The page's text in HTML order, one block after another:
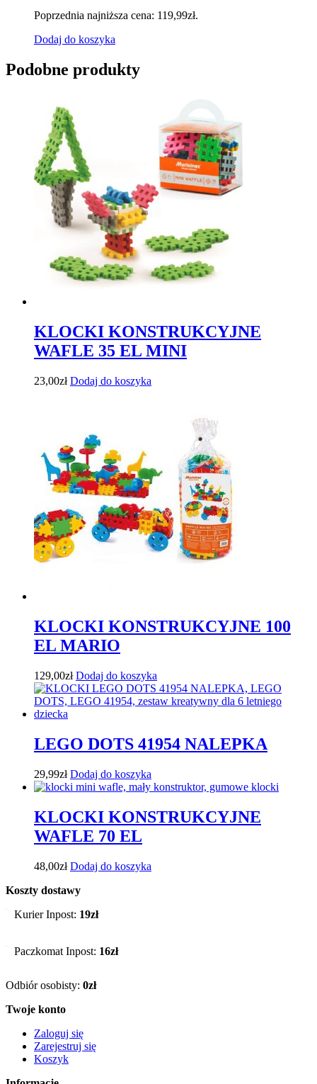
Poprzednia najniższa cena: 119,99zł.
Dodaj do koszyka
Podobne produkty
KLOCKI KONSTRUKCYJNE
WAFLE 35 EL MINI
23,00zł Dodaj do koszyka
KLOCKI KONSTRUKCYJNE 100
EL MARIO
129,00zł Dodaj do koszyka
LEGO DOTS 41954 NALEPKA
29,99zł Dodaj do koszyka
KLOCKI KONSTRUKCYJNE
WAFLE 70 EL
48,00zł Dodaj do koszyka
Koszty dostawy
Kurier Inpost: 19zł
Paczkomat Inpost: 16zł
Odbiór osobisty: 0zł
Twoje konto
Zaloguj się
Zarejestruj się
Koszyk